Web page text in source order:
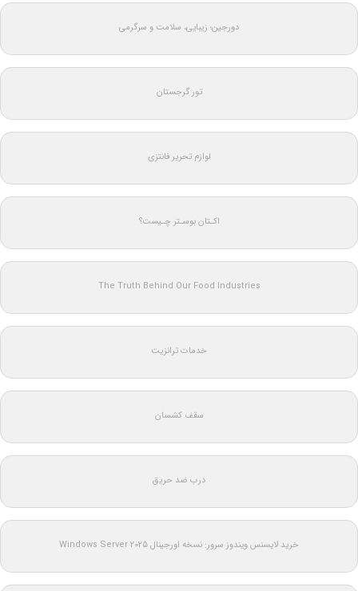
دورجین؛ زیبایی، سلامت و سرگرمی
تور گرجستان
لوازم تحریر فانتزی
اکـتان بوسـتر چـیست؟
The Truth Behind Our Food Industries
خدمات ترانزیت
سقف کشسان
درب ضد حریق
خرید لایسنس ویندوز سرور: نسخه اورجینال Windows Server 2025